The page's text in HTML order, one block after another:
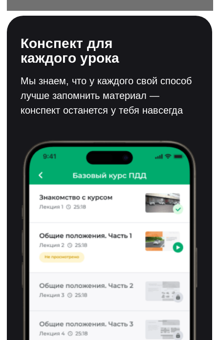
Поможем решить
все вопросы
Если вы хотите больше узнать о ПДД.ТВ
или не знаете, какую программу обучения
+7 (346) 669-31-31